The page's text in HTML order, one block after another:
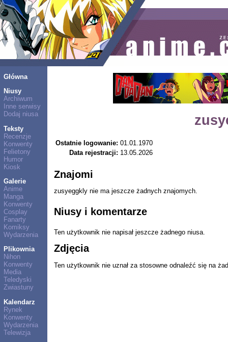
Główna
Niusy
Archiwum
Inne serwisy
Dodaj niusa
Teksty
Recenzje
Konwenty
Felietony
Humor
Kiosk
Galerie
Anime
Manga
Konwenty
Cosplay
Fanarty
Komiksy
Wydarzenia
Plikownia
Nihon
Konwenty
Media
Teledyski
Zwiastuny
Kalendarz
Rynek
Konwenty
Wydarzenia
Telewizja
Ostatnie logowanie: 01.01.1970
Data rejestracji: 13.05.2026
Znajomi
zusyeggkly nie ma jeszcze żadnych znajomych.
Niusy i komentarze
Ten użytkownik nie napisał jeszcze żadnego niusa.
Zdjęcia
Ten użytkownik nie uznał za stosowne odnaleźć się na